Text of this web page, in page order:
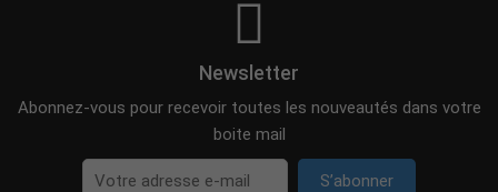
Newsletter
Abonnez-vous pour recevoir toutes les nouveautés dans votre
boite mail
S’abonner